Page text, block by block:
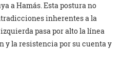
a Hamás. Esta postura no
inherentes a la
pasa por alto la línea
y la resistencia por su cuenta y